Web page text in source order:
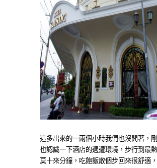
這多出來的一兩個小時我們也沒閒著，
也認識一下酒店的週遭環境，步行到最
莫十來分鐘，吃飽飯散個步回來很舒適